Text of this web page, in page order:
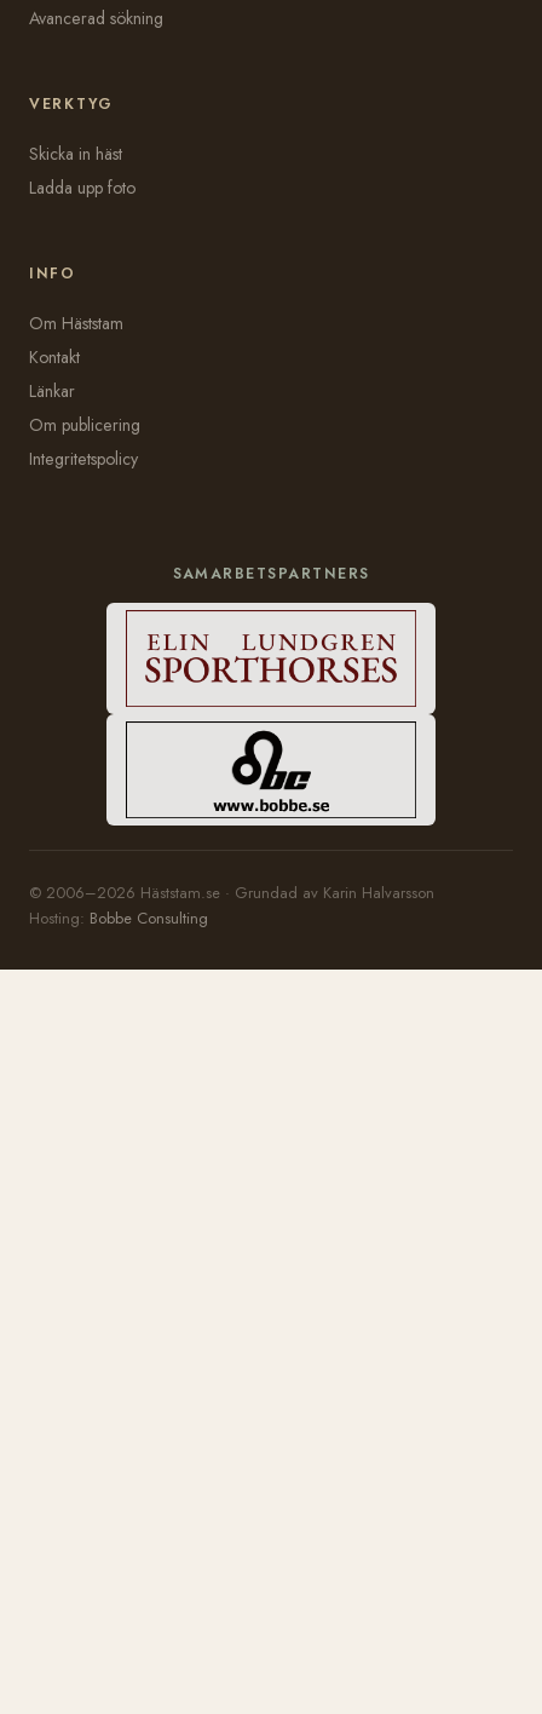
Avancerad sökning
VERKTYG
Skicka in häst
Ladda upp foto
INFO
Om Häststam
Kontakt
Länkar
Om publicering
Integritetspolicy
SAMARBETSPARTNERS
© 2006–2026 Häststam.se · Grundad av Karin Halvarsson
Hosting: Bobbe Consulting